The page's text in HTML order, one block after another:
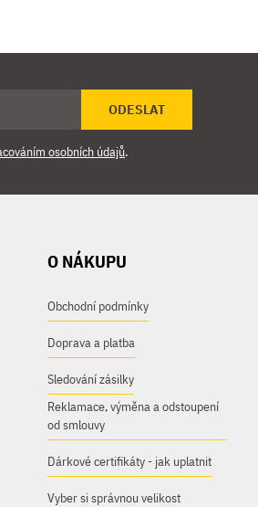
ODESLAT
osobních údajů.
O NÁKUPU
Obchodní podmínky
Doprava a platba
Sledování zásilky
Reklamace, výměna a odstoupení
od smlouvy
Dárkové certifikáty - jak uplatnit
Vyber si správnou velikost